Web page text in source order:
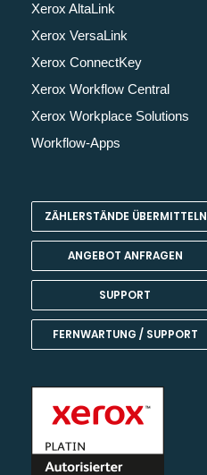
Xerox AltaLink
Xerox VersaLink
Xerox ConnectKey
Xerox Workflow Central
Xerox Workplace Solutions
Workflow-Apps
ZÄHLERSTÄNDE ÜBERMITTELN
ANGEBOT ANFRAGEN
SUPPORT
FERNWARTUNG / SUPPORT